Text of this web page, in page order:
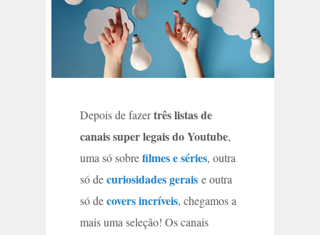
Depois de fazertrês listas de
canais super legais do Youtube,
uma só sobrefilmes e séries, outra
só decuriosidades gerais e outra
só decovers incríveis, chegamos a
mais uma seleção! Os canais